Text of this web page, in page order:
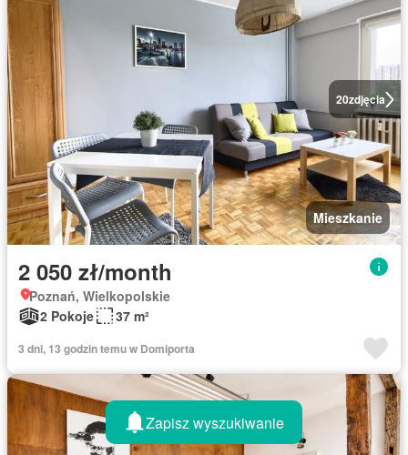
20zdjęcia
Mieszkanie
2 050 zł/month
Poznań, Wielkopolskie
2 Pokoje
37 m²
3 dni, 13 godzin temu w Domiporta
Zapisz wyszukiwanie